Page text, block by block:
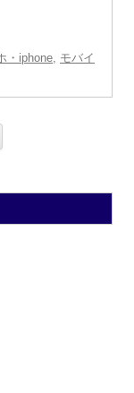
・iphone, モバイ